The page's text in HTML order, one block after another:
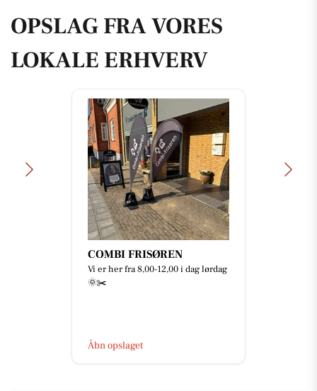
OPSLAG FRA VORES
LOKALE ERHVERV
COMBI FRISØREN
Vi er her fra 8,00-12,00 i dag lørdag
🌞✂️
Åbn opslaget